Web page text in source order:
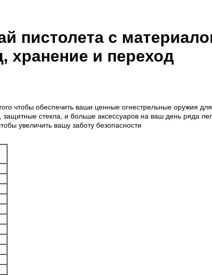
пистолета с
хранение и переход
чтобы обеспечить ваши ценные огнестрельные оружия для
стекла, и больше аксессуаров на ваш день ряда
увеличить вашу заботу безопасности